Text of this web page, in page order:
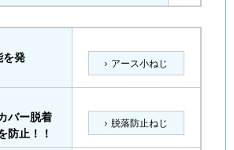
を発
アース小ねじ
バー脱着
防止！！
脱落防止ねじ